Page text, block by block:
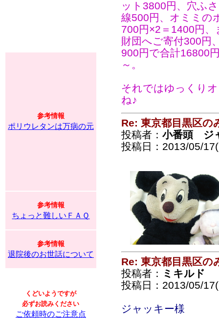
参考情報
ポリウレタンは万病の元
参考情報
ちょっと難しいＦＡＱ
参考情報
退院後のお世話について
くどいようですが
必ずお読みください
ご依頼時のご注意点
ット3800円、穴ふ
線500円、オミミの
700円×2＝1400円
財団へご寄付300円
900円で合計16800
～。
それではゆっくり
ね♪
Re: 東京都目黒区の
投稿者： 小番頭 ジ
投稿日：2013/05/
Re: 東京都目黒区の
投稿者：
ミキルド
投稿日：2013/05/
ジャッキー様